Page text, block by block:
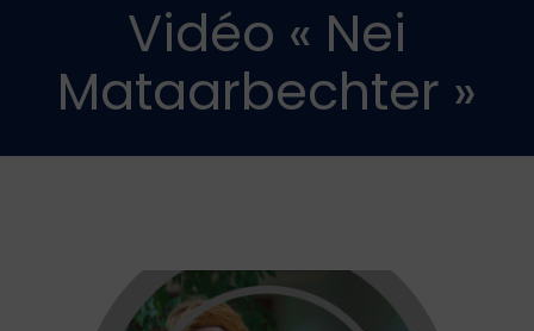
Vidéo « Nei
Mataarbechter »